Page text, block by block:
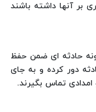
بر آنها داشته باشند
حادثه ای ضمن حفظ
دور کرده و به جای
تماس بگیرند.